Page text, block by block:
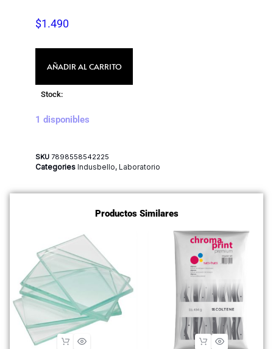
$1.490
AÑADIR AL CARRITO
Stock:
1 disponibles
SKU 7898558542225
Categories Indusbello, Laboratorio
Productos Similares